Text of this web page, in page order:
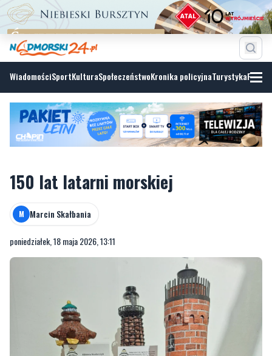
WiadomościSportKulturaSpołeczeństwoKronika policyjnaTurystyka
150 lat latarni morskiej